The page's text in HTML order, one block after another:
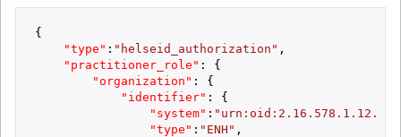
{
"type" : "helseid_authorization" ,
"practitioner_role" :
{
"organization" :
{
"identifier" :
{
"system" :
"type" : "ENH" ,